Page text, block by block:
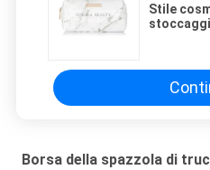
Stile
Borsa della spazzola di